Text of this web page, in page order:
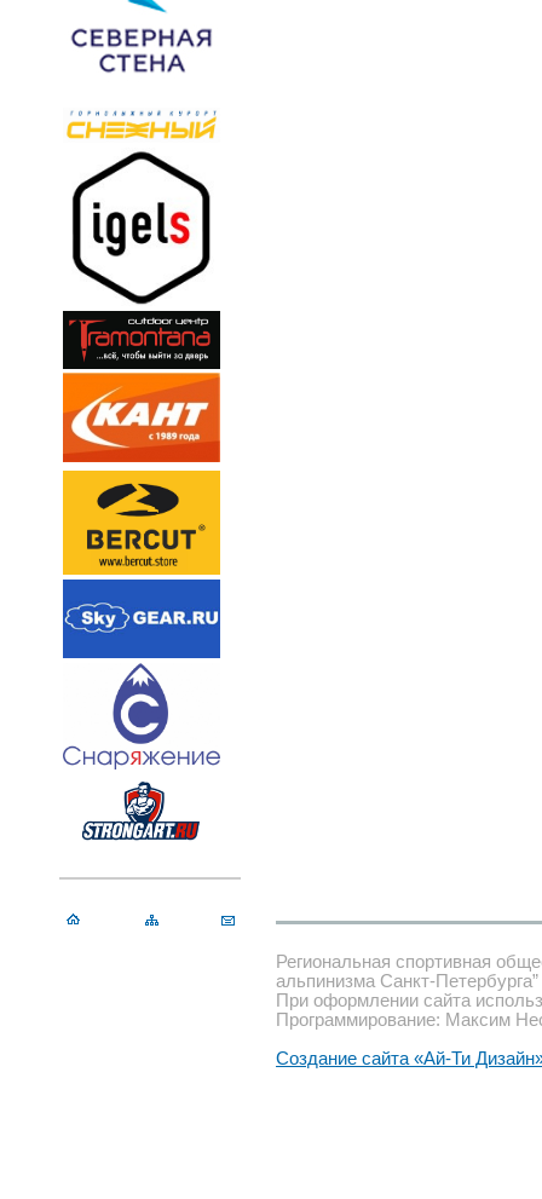
Региональная спортивная
альпинизма Санкт-Петербурга”
При оформлении сайта
Программирование: Максим
Создание сайта «Ай-Ти